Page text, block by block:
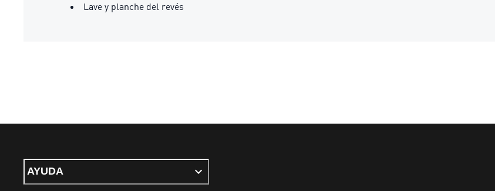
Lave y planche del revés
AYUDA